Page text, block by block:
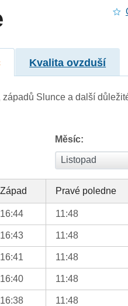
Kvalita ovzduší
Slunce a další
Měsíc:
Západ Pravé poledne
16:44 11:48
16:43 11:48
16:41 11:48
16:40 11:48
16:38 11:48